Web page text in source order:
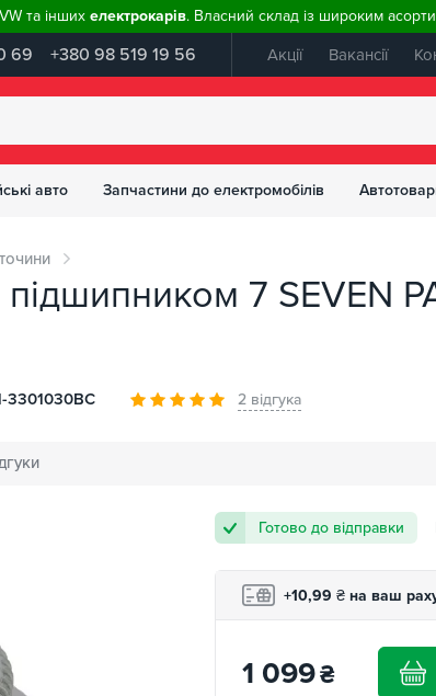
та інших електрокарів. Власний склад із широким
69 +380 98 519 19 56 Акції Вакансії
авто Запчастини до електромобілів
7 SEVEN
2 відгука
3301030BC
Готово до відправки
+10,99 ₴ на ваш
1 099₴